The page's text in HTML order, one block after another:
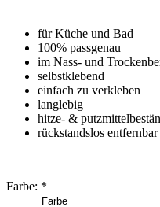
für Küche und Bad
100% passgenau
im Nass- und
selbstklebend
einfach zu verkleben
langlebig
hitze- &
rückstandslos entfernbar
Farbe: *